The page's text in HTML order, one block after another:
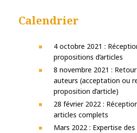
Calendrier
4 octobre 2021 :
propositions d’articles
8 novembre 2021 :
auteurs (acceptation ou
proposition d’article)
28 février 2022 :
articles complets
Mars 2022 : Expertise